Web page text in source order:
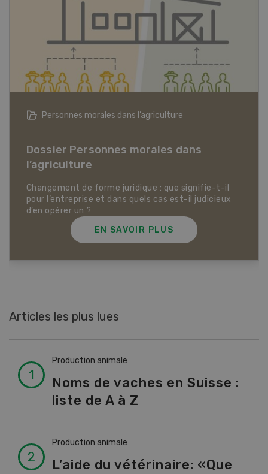
Articles biologiques
Dossier Articles biologiques
EN SAVOIR PLUS
Articles les plus lues
Production animale
Noms de vaches en Suisse :
liste de A à Z
Production animale
L’aide du vétérinaire: «Que